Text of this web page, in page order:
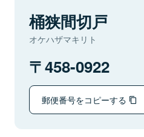
桶狭間切戸
オケハザマキリト
458-0922
郵便番号をコピーする